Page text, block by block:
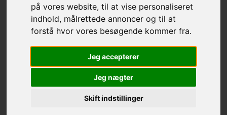
på vores website, til at vise personaliseret
indhold, målrettede annoncer og til at
forstå hvor vores besøgende kommer fra.
Jeg accepterer
Jeg nægter
Skift indstillinger